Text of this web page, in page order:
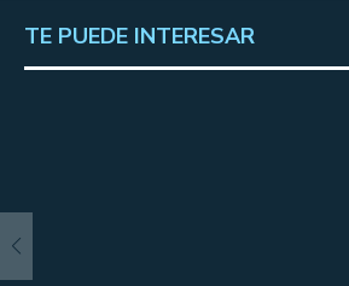
TE PUEDE INTERESAR